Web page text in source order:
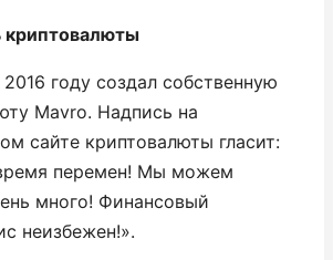
криптовалюты
году создал собственную
Mavro. Надпись на
сайте криптовалюты гласит:
перемен! Мы можем
много! Финансовый
неизбежен!».